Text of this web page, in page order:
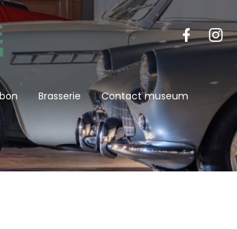
Brasserie Contact museum